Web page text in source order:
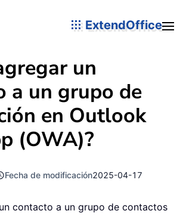
ExtendOffice
un
a un grupo de
en Outlook
(OWA)?
Fecha de modificación2025-04-17
contacto a un grupo de contactos